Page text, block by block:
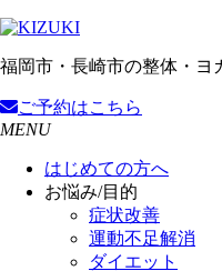
福岡市・長崎市の整体・
ご予約はこちら
MENU
はじめての方へ
お悩み/目的
症状改善
運動不足解消
ダイエット